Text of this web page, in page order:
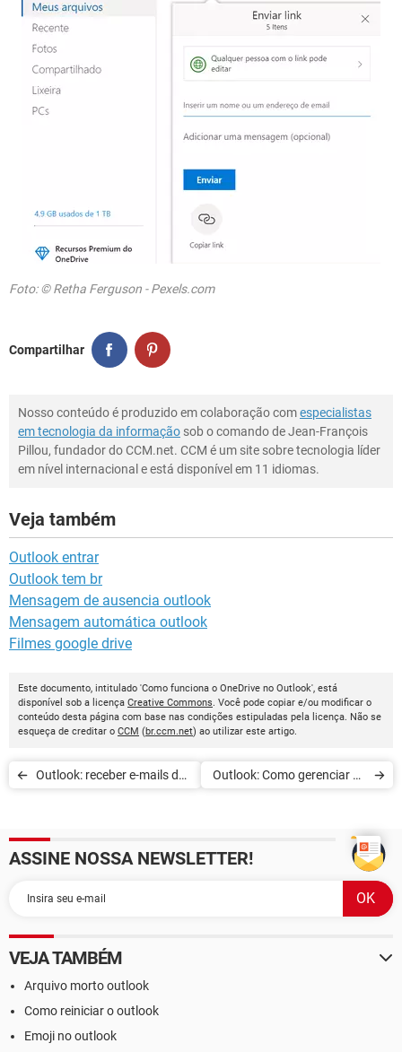
Foto: © Retha Ferguson - Pexels.com
Compartilhar
Nosso conteúdo é produzido em colaboração comespecialistas
em tecnologia da informação sob o comando de Jean-François
Pillou, fundador do CCM.net. CCM é um site sobre tecnologia líder
em nível internacional e está disponível em 11 idiomas.
Veja também
Outlook entrar
Outlook tem br
Mensagem de ausencia outlook
Mensagem automática outlook
Filmes google drive
Este documento, intitulado 'Como funciona o OneDrive no Outlook', está
disponível sob a licença Creative Commons. Você pode copiar e/ou modificar o
conteúdo desta página com base nas condições estipuladas pela licença. Não se
esqueça de creditar o CCM (br.ccm.net) ao utilizar este artigo.
Outlook: receber e-mails de
Outlook: Como gerenciar as
ASSINE NOSSA NEWSLETTER!
VEJA TAMBÉM
Arquivo morto outlook
Como reiniciar o outlook
Emoji no outlook